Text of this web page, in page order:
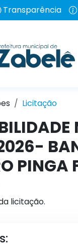
Transparência
Licitação
PINGA
licitação.